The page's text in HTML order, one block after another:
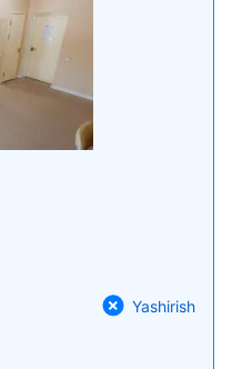
Yashirish